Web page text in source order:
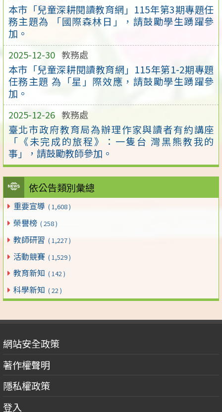
本市「兒童深耕閱讀教育網」115年第3期專題任
務主題為 「國際森林日」，請鼓勵學生踴躍參
加。
2025-12-30 教務處
本市「兒童深耕閱讀教育網」115年第1-2期專題
任務主題 為「星」際效應，請鼓勵學生踴躍參
加。
2025-12-26 教務處
臺北市政府教育局為辦理作家與讀者有約講座
「《未完成的旅程》：一隻台 灣黑熊教我的
事」，請鼓勵教師參加。
依公告類別彙總
重要宣導 ( 1,608 )
榮譽榜 ( 258 )
教師研習 ( 1,227 )
活動競賽 ( 1,529 )
教育新知 ( 142 )
科學新知 ( 22 )
網站安全政策
著作權聲明
隱私權政策
登入